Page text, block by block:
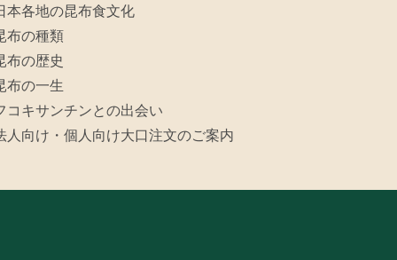
本各地の昆布食文化
布の種類
布の歴史
布の一生
コキサンチンとの出会い
人向け・個人向け大口注文のご案内